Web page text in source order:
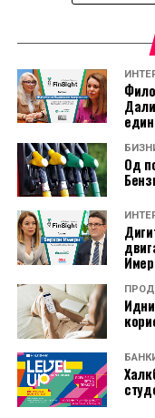
Граѓаните се
услови и да го
користење на
да избегнат
Од